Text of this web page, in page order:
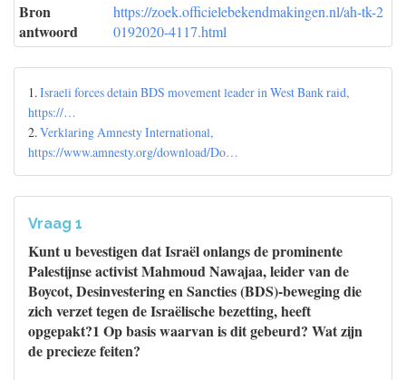
Bron
antwoord
https://zoek.officielebekendmakingen.nl/ah-tk-2
0192020-4117.html
1.Israeli forces detain BDS movement leader in West Bank raid,
https://…
2.Verklaring Amnesty International,
https://www.amnesty.org/download/Do…
Vraag 1
Kunt u bevestigen dat Israël onlangs de prominente
Palestijnse activist Mahmoud Nawajaa, leider van de
Boycot, Desinvestering en Sancties (BDS)-beweging die
zich verzet tegen de Israëlische bezetting, heeft
opgepakt?1 Op basis waarvan is dit gebeurd? Wat zijn
de precieze feiten?